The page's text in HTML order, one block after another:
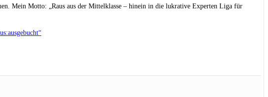
Mein Motto: „Raus aus der Mittelklasse – hinein in die lukrative Experten Liga für